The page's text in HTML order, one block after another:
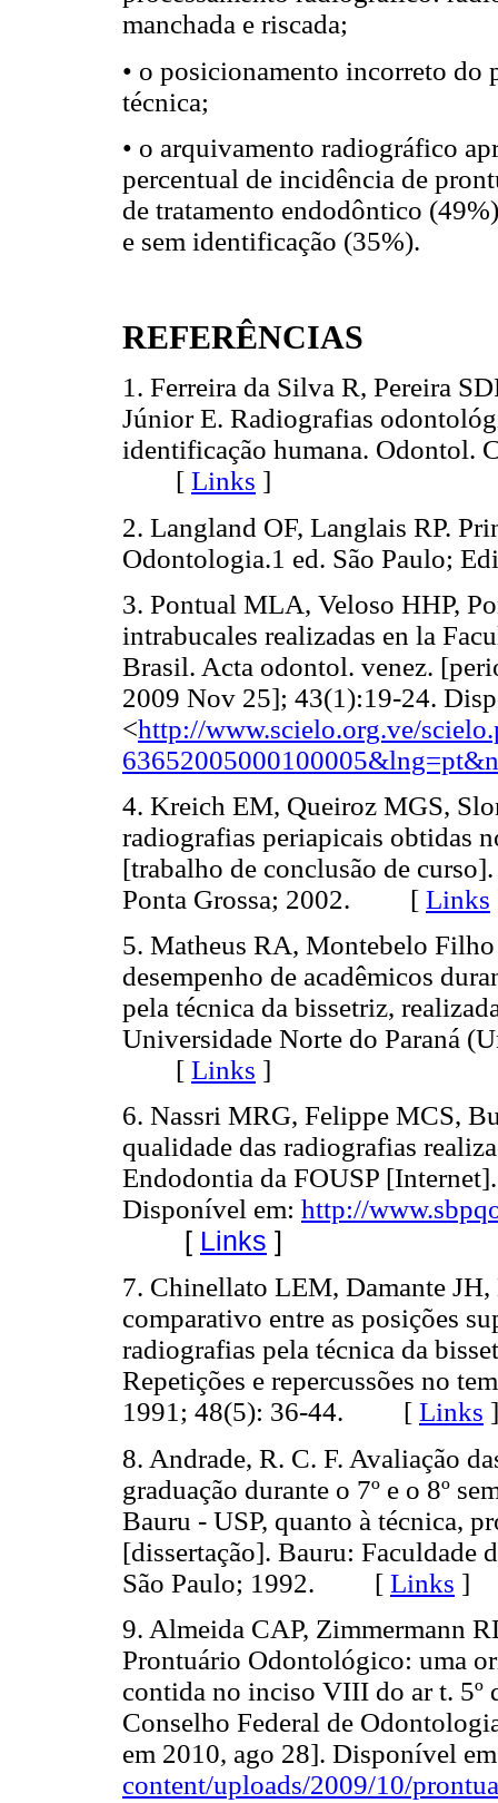
manchada e riscada;
• o posicionamento incorreto do
técnica;
• o arquivamento radiográfico
percentual de incidência de
de tratamento endodôntico
e sem identificação (35%).
REFERÊNCIAS
1. Ferreira da Silva R, Pereira
Júnior E. Radiografias
identificação humana. Odontol.
[ Links ]
2. Langland OF, Langlais RP.
Odontologia.1 ed. São
3. Pontual MLA, Veloso HHP,
intrabucales realizadas en la
Brasil. Acta odontol. venez.
2009 Nov 25]; 43(1):19-24.
<http://www.scielo.org.ve/
4. Kreich EM, Queiroz MGS,
radiografias periapicais obtidas
[trabalho de conclusão de
Ponta Grossa; 2002. [ Links
5. Matheus RA, Montebelo
desempenho de acadêmicos
pela técnica da bissetriz,
Universidade Norte do Paraná
[ Links ]
6. Nassri MRG, Felippe MCS,
qualidade das radiografias
Endodontia da FOUSP
Disponível em: http://
[ Links ]
7. Chinellato LEM, Damante
comparativo entre as posições
radiografias pela técnica da
Repetições e repercussões no
1991; 48(5): 36-44. [ Links ]
8. Andrade, R. C. F. Avaliação
graduação durante o 7º e o 8º
Bauru - USP, quanto à técnica,
[dissertação]. Bauru: Faculdade
São Paulo; 1992. [ Links ]
9. Almeida CAP, Zimmermann
Prontuário Odontológico: uma
contida no inciso VIII do ar t. 5º
Conselho Federal de
em 2010, ago 28]. Disponível
content/uploads/2009/10/